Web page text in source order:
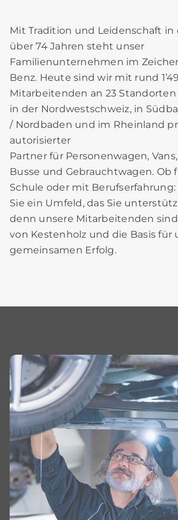
Mit Tradition und Leidenschaft in
über 74 Jahren steht unser
Familienunternehmen im
Benz. Heute sind wir mit rund
Mitarbeitenden an 23
in der Nordwestschweiz, in
/ Nordbaden und im Rheinland
autorisierter
Partner für Personenwagen,
Busse und Gebrauchtwagen. Ob
Schule oder mit
Sie ein Umfeld, das Sie
denn unsere Mitarbeitenden
von Kestenholz und die Basis für
gemeinsamen Erfolg.